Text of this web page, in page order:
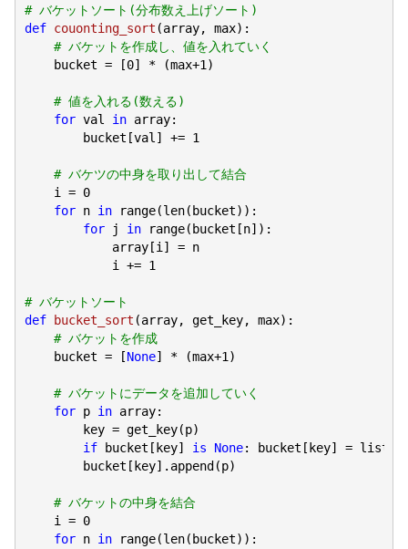
# バケットソート(分布数え上げソート)
def couonting_sort (array, max) :
# バケットを作成し、値を入れていく
    bucket = [
0] * (max+1 )
# 値を入れる(数える)
for val in array:
        bucket[val] +=
1
# バケツの中身を取り出して結合
    i =
0
for n in range(len(bucket)):
for j in range(bucket[n]):
            array[i] = n
            i +=
1
# バケットソート
def
bucket_sort (array, get_key, max) :
# バケットを作成
    bucket = [
None] * (max+1 )
# バケットにデータを追加していく
for p in array:
        key = get_key(p)
if bucket[key] is None: bucket[key] = list()
        bucket[key].append(p)
# バケットの中身を結合
    i =
0
for n in range(len(bucket)):